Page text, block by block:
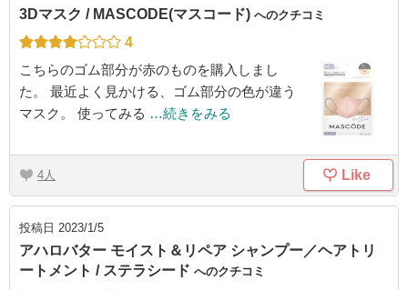
3Dマスク / MASCODE(マスコード) へのクチコミ
4
こちらのゴム部分が赤のものを購入しまし
た。 最近よく見かける、ゴム部分の色が違う
マスク。 使ってみる …続きをみる
4 Like
投稿日 2023/1/5
アハロバター モイスト＆リペア シャンプー／ヘアトリ
ートメント / ステラシード へのクチコミ